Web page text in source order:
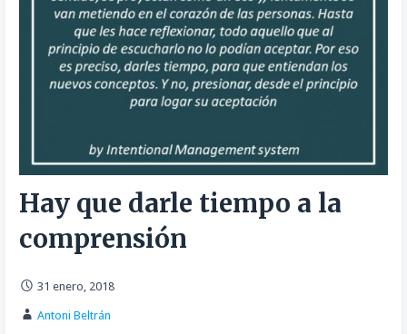
Hay que darle tiempo a la
comprensión
31 enero, 2018
Antoni Beltrán